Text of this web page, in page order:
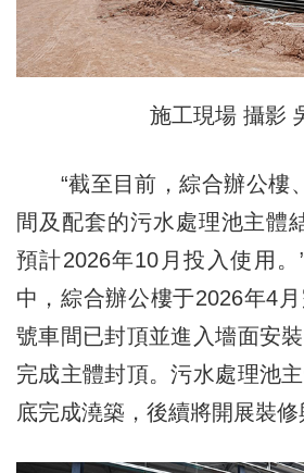
施工現場 攝影
“截至目前，綜合辦公樓
間及配套的污水處理池主體
預計2026年10月投入使用
中，綜合辦公樓于2026年4
號車間已封頂並進入墻面安
完成主體封頂。污水處理池
底完成澆築，後續將開展裝修